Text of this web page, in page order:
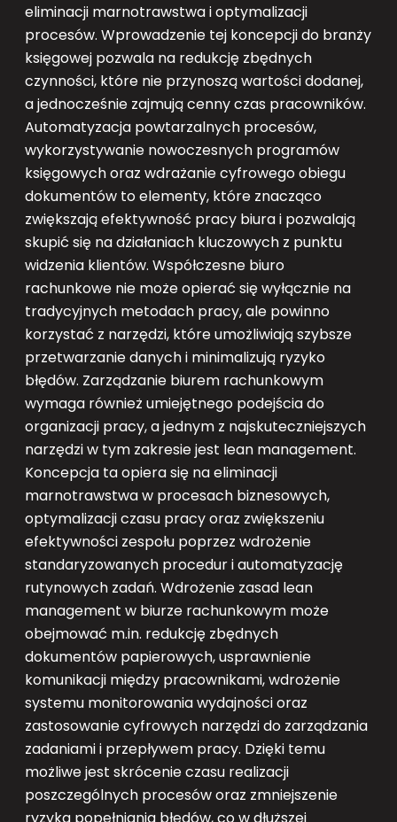
eliminacji marnotrawstwa i optymalizacji
procesów. Wprowadzenie tej koncepcji do branży
księgowej pozwala na redukcję zbędnych
czynności, które nie przynoszą wartości dodanej,
a jednocześnie zajmują cenny czas pracowników.
Automatyzacja powtarzalnych procesów,
wykorzystywanie nowoczesnych programów
księgowych oraz wdrażanie cyfrowego obiegu
dokumentów to elementy, które znacząco
zwiększają efektywność pracy biura i pozwalają
skupić się na działaniach kluczowych z punktu
widzenia klientów. Współczesne biuro
rachunkowe nie może opierać się wyłącznie na
tradycyjnych metodach pracy, ale powinno
korzystać z narzędzi, które umożliwiają szybsze
przetwarzanie danych i minimalizują ryzyko
błędów. Zarządzanie biurem rachunkowym
wymaga również umiejętnego podejścia do
organizacji pracy, a jednym z najskuteczniejszych
narzędzi w tym zakresie jest lean management.
Koncepcja ta opiera się na eliminacji
marnotrawstwa w procesach biznesowych,
optymalizacji czasu pracy oraz zwiększeniu
efektywności zespołu poprzez wdrożenie
standaryzowanych procedur i automatyzację
rutynowych zadań. Wdrożenie zasad lean
management w biurze rachunkowym może
obejmować m.in. redukcję zbędnych
dokumentów papierowych, usprawnienie
komunikacji między pracownikami, wdrożenie
systemu monitorowania wydajności oraz
zastosowanie cyfrowych narzędzi do zarządzania
zadaniami i przepływem pracy. Dzięki temu
możliwe jest skrócenie czasu realizacji
poszczególnych procesów oraz zmniejszenie